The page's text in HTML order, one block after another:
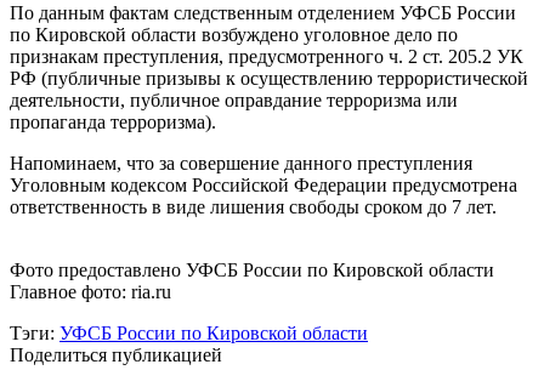
По данным фактам следственным отделением УФСБ России
по Кировской области возбуждено уголовное дело по
признакам преступления, предусмотренного ч. 2 ст. 205.2 УК
РФ (публичные призывы к осуществлению террористической
деятельности, публичное оправдание терроризма или
пропаганда терроризма).
Напоминаем, что за совершение данного преступления
Уголовным кодексом Российской Федерации предусмотрена
ответственность в виде лишения свободы сроком до 7 лет.
Фото предоставлено УФСБ России по Кировской области
Главное фото: ria.ru
Тэги: УФСБ России по Кировской области
Поделиться публикацией